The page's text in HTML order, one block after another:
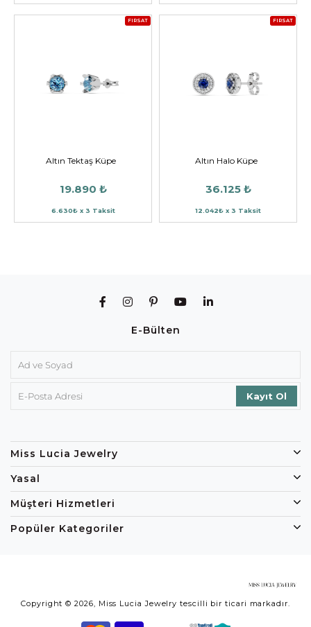
FIRSAT
Altın Tektaş Küpe
19.890 ₺
6.630₺ x 3 Taksit
FIRSAT
Altın Halo Küpe
36.125 ₺
12.042₺ x 3 Taksit
E-Bülten
Miss Lucia Jewelry
Yasal
Müşteri Hizmetleri
Popüler Kategoriler
Copyright © 2026, Miss Lucia Jewelry tescilli bir ticari markadır.